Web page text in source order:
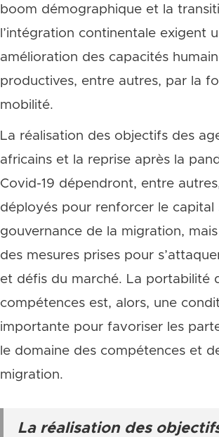
boom démographique et la
l’intégration continentale exigent
amélioration des capacités
productives, entre autres, par la
mobilité.
La réalisation des objectifs des
africains et la reprise après la
Covid-19 dépendront, entre
déployés pour renforcer le capital
gouvernance de la migration,
des mesures prises pour
et défis du marché. La portabilité
compétences est, alors, une
importante pour favoriser les
le domaine des compétences et
migration.
La réalisation des